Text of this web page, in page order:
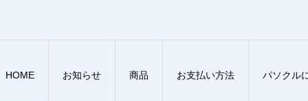
HOME お知らせ 商品 お支払い方法 パソクル